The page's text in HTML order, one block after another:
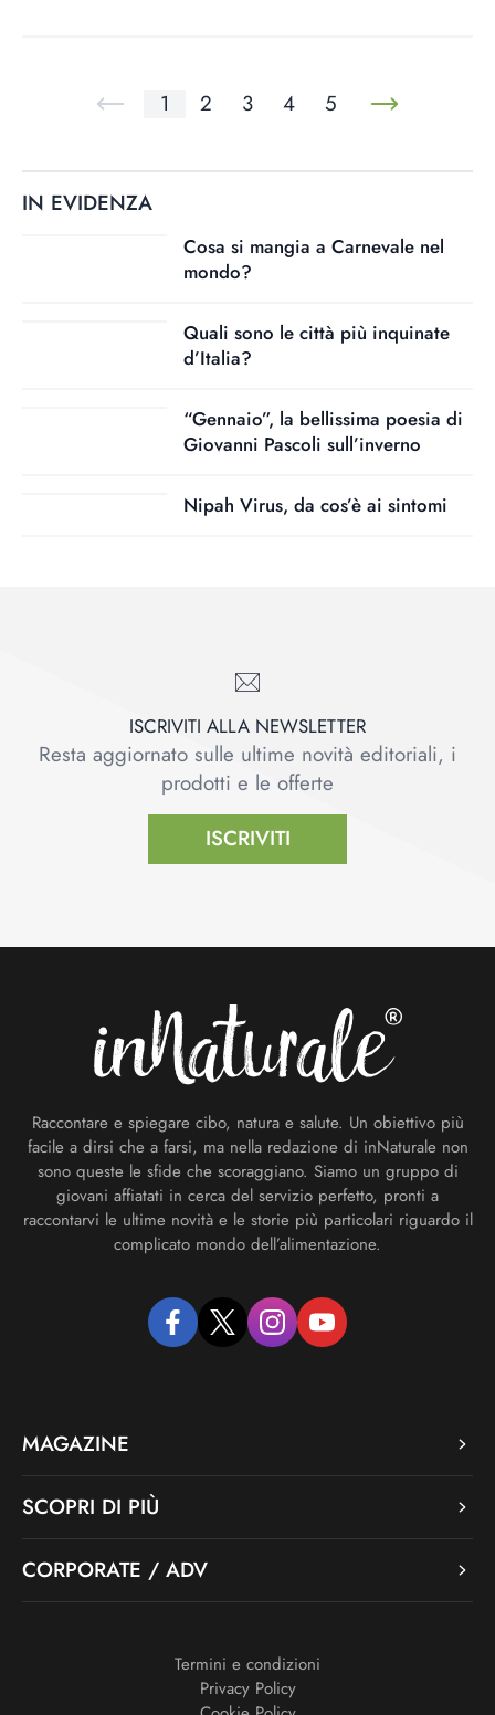
1 2 3 4 5
IN EVIDENZA
Cosa si mangia a Carnevale nel
mondo?
Quali sono le città più inquinate
d’Italia?
“Gennaio”, la bellissima poesia di
Giovanni Pascoli sull’inverno
Nipah Virus, da cos’è ai sintomi
ISCRIVITI ALLA NEWSLETTER
Resta aggiornato sulle ultime novità editoriali, i
prodotti e le offerte
ISCRIVITI
Raccontare e spiegare cibo, natura e salute. Un obiettivo più
facile a dirsi che a farsi, ma nella redazione di inNaturale non
sono queste le sfide che scoraggiano. Siamo un gruppo di
giovani affiatati in cerca del servizio perfetto, pronti a
raccontarvi le ultime novità e le storie più particolari riguardo il
complicato mondo dell’alimentazione.
facebooktwitter instagramyoutube
MAGAZINE
SCOPRI DI PIÙ
CORPORATE / ADV
Termini e condizioni
Privacy Policy